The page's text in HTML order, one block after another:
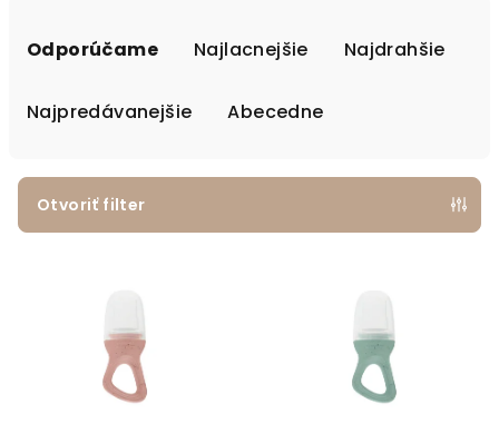
Odporúčame Najlacnejšie Najdrahšie
Najpredávanejšie Abecedne
Otvoriť filter